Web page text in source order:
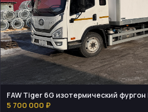
FAW Tiger 6G изотермический
5 700 000 ₽